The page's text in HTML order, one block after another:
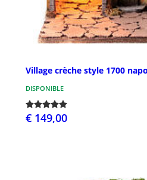
Village crèche style 1700
DISPONIBLE
€ 149,00